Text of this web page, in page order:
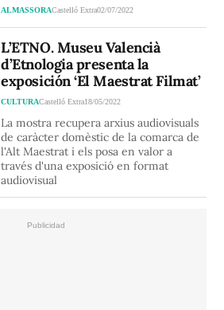
ALMASSORACastelló Extra02/07/2022
L’ETNO. Museu Valencià
d’Etnologia presenta la
exposición ‘El Maestrat Filmat’
CULTURACastelló Extra18/05/2022
La mostra recupera arxius audiovisuals
de caràcter domèstic de la comarca de
l'Alt Maestrat i els posa en valor a
través d'una exposició en format
audiovisual